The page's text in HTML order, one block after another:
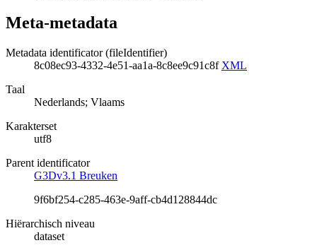
Meta-metadata
Metadata identificator (fileIdentifier)
8c08ec93-4332-4e51-aa1a-8c8ee9c91c8f XML
Taal
Nederlands; Vlaams
Karakterset
utf8
Parent identificator
G3Dv3.1 Breuken
9f6bf254-c285-463e-9aff-cb4d128844dc
Hiërarchisch niveau
dataset